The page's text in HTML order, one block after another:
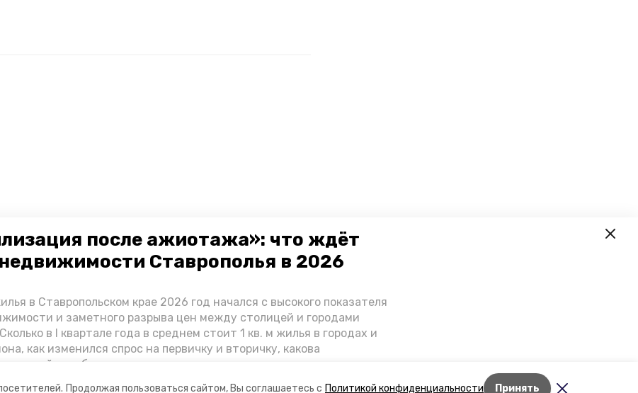
Продолжая пользоваться сайтом, Вы соглашаетесь с Политикой конфиденциальности Принять
после ажиотажа»: что ждёт
Ставрополья в 2026
в Ставропольском крае 2026 год начался с высокого показателя
и заметного разрыва цен между столицей и городами
в I квартале года в среднем стоит 1 кв. м жилья в городах и
как изменился спрос на первичку и вторичку, какова
стройки собственного жилья в этом году и какие прогнозы о